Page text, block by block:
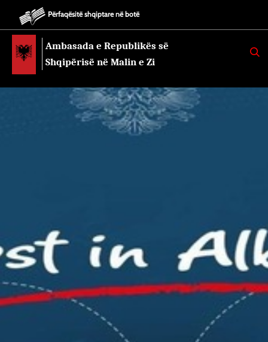
Përfaqësitë shqiptare në botë
Ambasada e Republikës së
Shqipërisë në Malin e Zi
K
E